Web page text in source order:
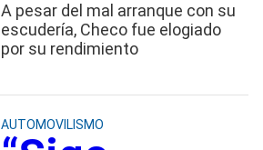
A pesar del mal arranque con su
escudería, Checo fue elogiado
por su rendimiento
AUTOMOVILISMO